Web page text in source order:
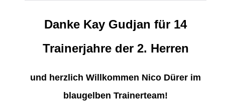
Danke Kay Gudjan für 14
Trainerjahre der 2. Herren
und herzlich Willkommen Nico Dürer im
blaugelben Trainerteam!